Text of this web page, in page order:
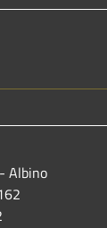
Albino